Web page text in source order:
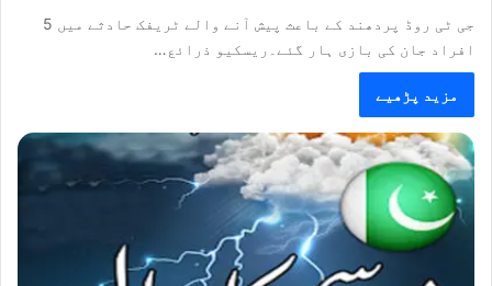
جی ٹی روڈ پردھند کے باعث پیش آنے والے ٹریفک حادثے میں 5
افراد جان کی بازی ہار گئے۔ریسکیو ذرائع…
مزید پڑھیے